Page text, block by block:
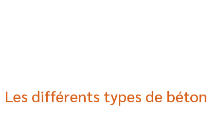
Les différents types de béton